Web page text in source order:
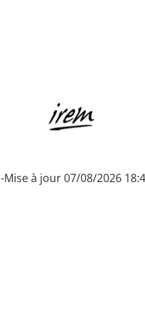
-Mise à jour 07/08/2026